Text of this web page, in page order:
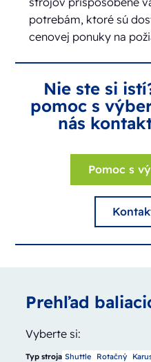
potrebám, ktoré sú
cenovej ponuky na
Nie ste si
pomoc s
nás
Pomoc s
Prehľad
Vyberte si:
Typ stroja Shuttle Rotačný